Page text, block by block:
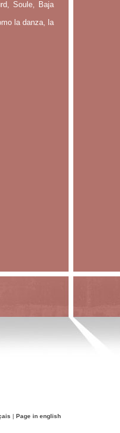
Soule, Baja
la danza, la
| Page in english